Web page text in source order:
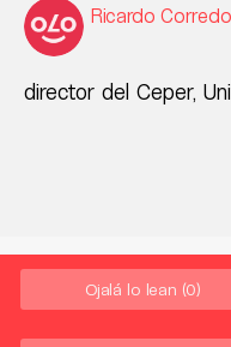
Ricardo
director del Ceper,
Ojalá lo lean (0)